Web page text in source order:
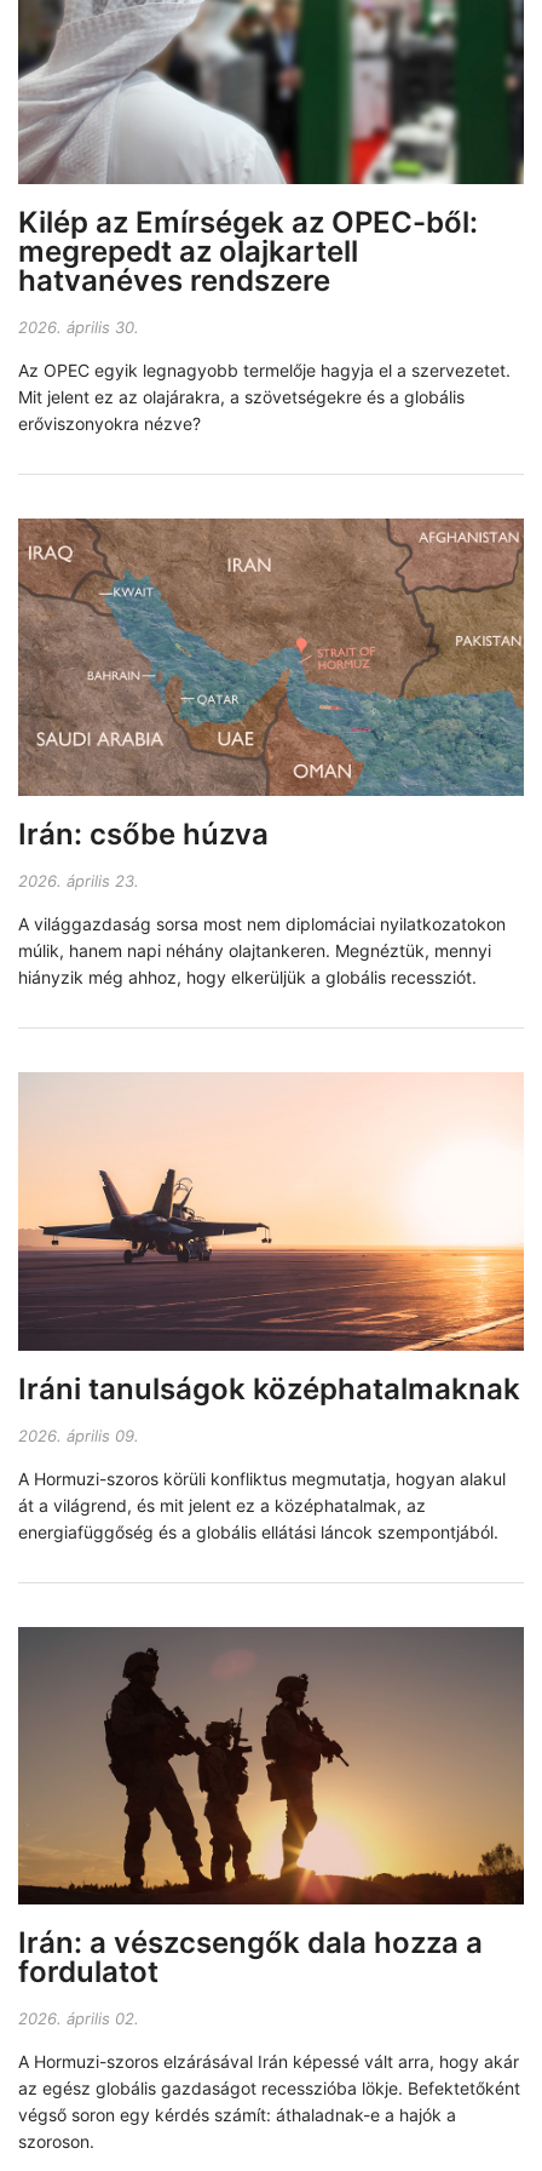
Kilép az Emírségek az OPEC-ből:
megrepedt az olajkartell
hatvanéves rendszere
2026. április 30.
Az OPEC egyik legnagyobb termelője hagyja el a szervezetet.
Mit jelent ez az olajárakra, a szövetségekre és a globális
erőviszonyokra nézve?
Irán: csőbe húzva
2026. április 23.
A világgazdaság sorsa most nem diplomáciai nyilatkozatokon
múlik, hanem napi néhány olajtankeren. Megnéztük, mennyi
hiányzik még ahhoz, hogy elkerüljük a globális recessziót.
Iráni tanulságok középhatalmaknak
2026. április 09.
A Hormuzi-szoros körüli konfliktus megmutatja, hogyan alakul
át a világrend, és mit jelent ez a középhatalmak, az
energiafüggőség és a globális ellátási láncok szempontjából.
Irán: a vészcsengők dala hozza a
fordulatot
2026. április 02.
A Hormuzi-szoros elzárásával Irán képessé vált arra, hogy akár
az egész globális gazdaságot recesszióba lökje. Befektetőként
végső soron egy kérdés számít: áthaladnak-e a hajók a
szoroson.